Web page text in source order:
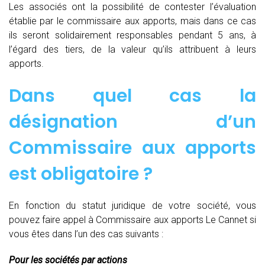
Les associés ont la possibilité de contester l’évaluation
établie par le commissaire aux apports, mais dans ce cas
ils seront solidairement responsables pendant 5 ans, à
l’égard des tiers, de la valeur qu’ils attribuent à leurs
apports.
Dans quel cas la
désignation d’un
Commissaire aux apports
est obligatoire ?
En fonction du statut juridique de votre société, vous
pouvez faire appel à Commissaire aux apports Le Cannet si
vous êtes dans l’un des cas suivants :
Pour les sociétés par actions